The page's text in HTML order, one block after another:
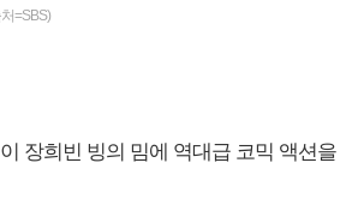
=SBS)
장희빈 빙의 밈에 역대급 코믹 액션을